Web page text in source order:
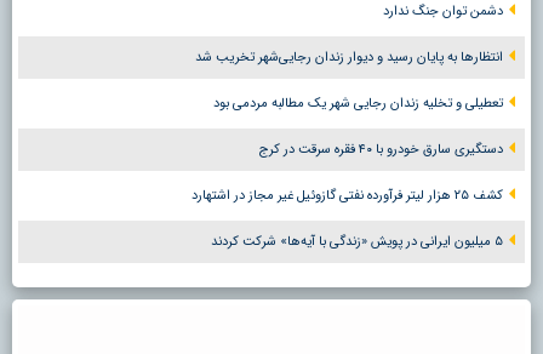
دشمن توان جنگ ندارد
انتظارها به پایان رسید و دیوار زندان رجایی‌شهر تخریب شد
تعطیلی و تخلیه زندان رجایی شهر یک مطالبه مردمی بود
دستگیری سارق خودرو با ۴۰ فقره سرقت در کرج
کشف ۲۵ هزار لیتر فرآورده نفتی گازوئیل غیر مجاز در اشتهارد
۵ میلیون ایرانی در پویش «زندگی با آیه‌ها» شرکت کردند